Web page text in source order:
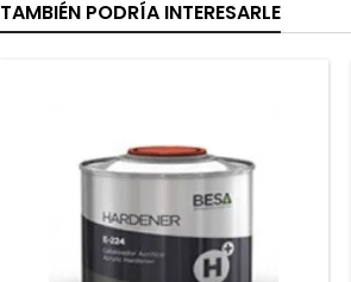
TAMBIÉN PODRÍA INTERESARLE